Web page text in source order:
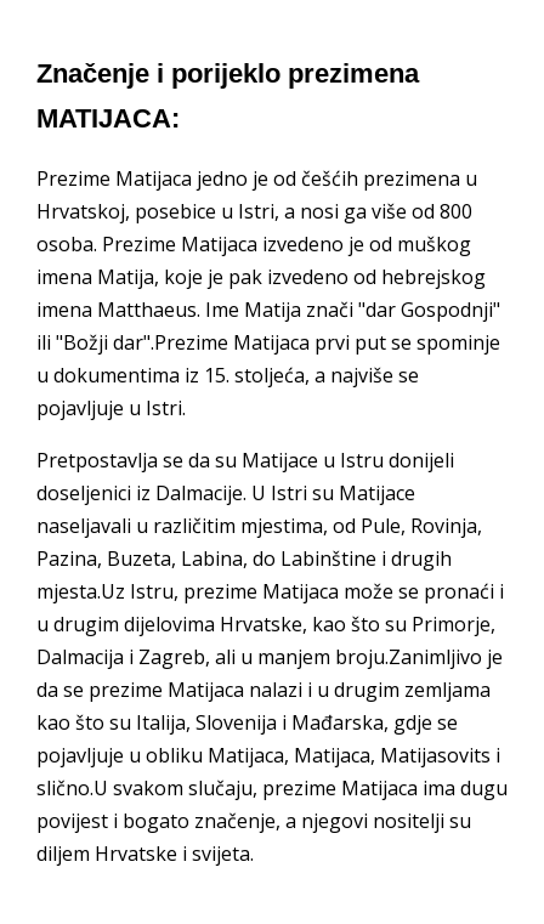
Značenje i porijeklo prezimena
MATIJACA:
Prezime Matijaca jedno je od češćih prezimena u
Hrvatskoj, posebice u Istri, a nosi ga više od 800
osoba. Prezime Matijaca izvedeno je od muškog
imena Matija, koje je pak izvedeno od hebrejskog
imena Matthaeus. Ime Matija znači "dar Gospodnji"
ili "Božji dar".Prezime Matijaca prvi put se spominje
u dokumentima iz 15. stoljeća, a najviše se
pojavljuje u Istri.
Pretpostavlja se da su Matijace u Istru donijeli
doseljenici iz Dalmacije. U Istri su Matijace
naseljavali u različitim mjestima, od Pule, Rovinja,
Pazina, Buzeta, Labina, do Labinštine i drugih
mjesta.Uz Istru, prezime Matijaca može se pronaći i
u drugim dijelovima Hrvatske, kao što su Primorje,
Dalmacija i Zagreb, ali u manjem broju.Zanimljivo je
da se prezime Matijaca nalazi i u drugim zemljama
kao što su Italija, Slovenija i Mađarska, gdje se
pojavljuje u obliku Matijaca, Matijaca, Matijasovits i
slično.U svakom slučaju, prezime Matijaca ima dugu
povijest i bogato značenje, a njegovi nositelji su
diljem Hrvatske i svijeta.